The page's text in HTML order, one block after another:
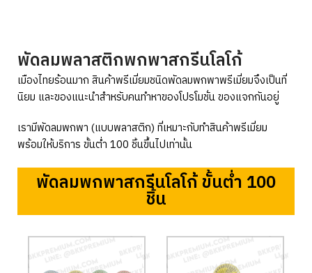
พัดลมพลาสติกพกพาสกรีนโลโก้
เมืองไทยร้อนมาก สินค้าพรีเมี่ยมชนิดพัดลมพกพาพรีเมี่ยมจึงเป็นที่
นิยม และของแนะนำสำหรับคนทำหาของโปรโมชั่น ของแจกกันอยู่
เรามีพัดลมพกพา (แบบพลาสติก) ที่เหมาะกับทำสินค้าพรีเมี่ยม
พร้อมให้บริการ ขั้นต่ำ 100 ชิ้นขึ้นไปเท่านั้น
พัดลมพกพาสกรีนโลโก้ ขั้นต่ำ 100
ชิ้น